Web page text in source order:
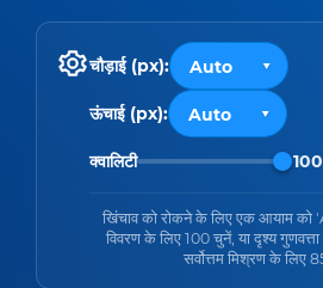
चौड़ाई (px):
ऊंचाई (px):
क्वालिटी 100
खिंचाव को रोकने के लिए एक आयाम
विवरण के लिए 100 चुनें, या दृश्य
सर्वोत्तम मिश्रण के लिए